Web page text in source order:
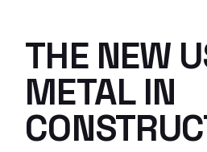
THE NEW
METAL IN